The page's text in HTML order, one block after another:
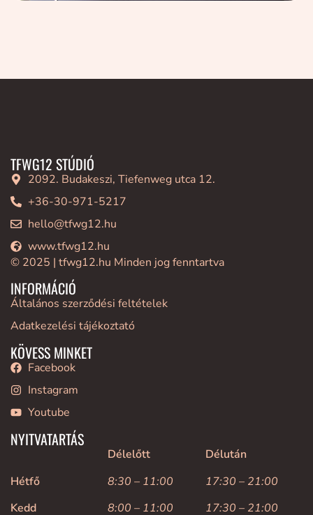
TFWG12 STÚDIÓ
2092. Budakeszi, Tiefenweg utca 12.
+36-30-971-5217
hello@tfwg12.hu
www.tfwg12.hu
© 2025 | tfwg12.hu Minden jog fenntartva
INFORMÁCIÓ
Általános szerződési feltételek
Adatkezelési tájékoztató
KÖVESS MINKET
Facebook
Instagram
Youtube
NYITVATARTÁS
Délelőtt
Délután
Hétfő
8:30 – 11:00
17:30 – 21:00
Kedd
8:00 – 11:00 17:30 – 21:00